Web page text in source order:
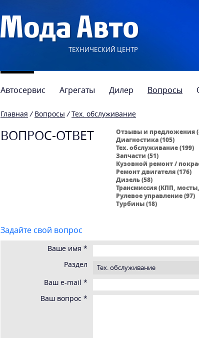
ТЕХНИЧЕСКИЙ ЦЕНТР
Автосервис Агрегаты Дилер Вопросы
Главная / Вопросы / Тех. обслуживание
ВОПРОС-ОТВЕТ
Отзывы и предложения
Диагностика (105)
Тех. обслуживание (199)
Запчасти (51)
Кузовной ремонт /
Ремонт двигателя (176)
Дизель (58)
Трансмиссия (КПП,
Рулевое управление (97)
Турбины (18)
Задайте свой вопрос
Ваше имя *
Раздел
Ваш e-mail *
Ваш вопрос *